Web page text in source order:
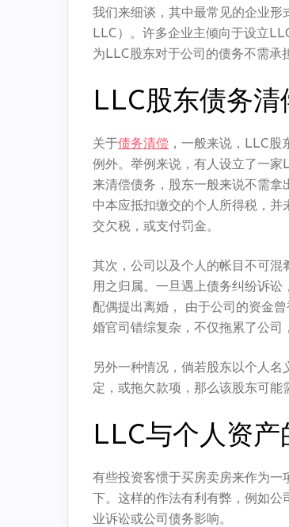
我们来细谈， 其中最常见的企业
LLC）。许多企业主倾向于设立
为LLC股东对于公司的债务不需承
LLC股东债务清
关于债务清偿 ，一般来说， LLC股
例外。举例来说，有人设立了一家
来清偿债务， 股东一般来说不需拿
中本应抵扣缴交的个人所得税， 并
交欠税，或支付罚金。
其次，公司以及个人的帐目不可混
用之归属。 一旦遇上债务纠纷诉讼
配偶提出离婚， 由于公司的资金
婚官司错综复杂，不仅拖累了公司，
另外一种情况，倘若股东以个人名
定， 或拖欠款项，那么该股东可能
LLC与个人资产
有些投资客惯于买房卖房来作为一
下。 这样的作法有利有弊，例如公
业诉讼或公司债务影响。